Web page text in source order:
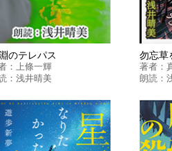
のテレパス
： 上條一輝
： 浅井晴美
勿忘草
著者：
朗読：